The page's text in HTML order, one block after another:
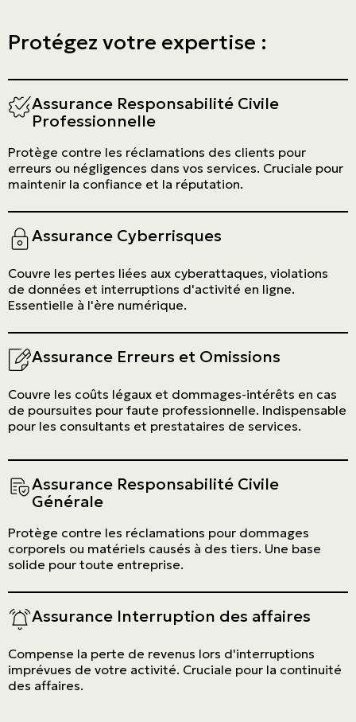
Protégez votre expertise :
Assurance Responsabilité Civile
Professionnelle
Protège contre les réclamations des clients pour
erreurs ou négligences dans vos services. Cruciale pour
maintenir la confiance et la réputation.
Assurance Cyberrisques
Couvre les pertes liées aux cyberattaques, violations
de données et interruptions d'activité en ligne.
Essentielle à l'ère numérique.
Assurance Erreurs et Omissions
Couvre les coûts légaux et dommages-intérêts en cas
de poursuites pour faute professionnelle. Indispensable
pour les consultants et prestataires de services.
Assurance Responsabilité Civile
Générale
Protège contre les réclamations pour dommages
corporels ou matériels causés à des tiers. Une base
solide pour toute entreprise.
Assurance Interruption des affaires
Compense la perte de revenus lors d'interruptions
imprévues de votre activité. Cruciale pour la continuité
des affaires.